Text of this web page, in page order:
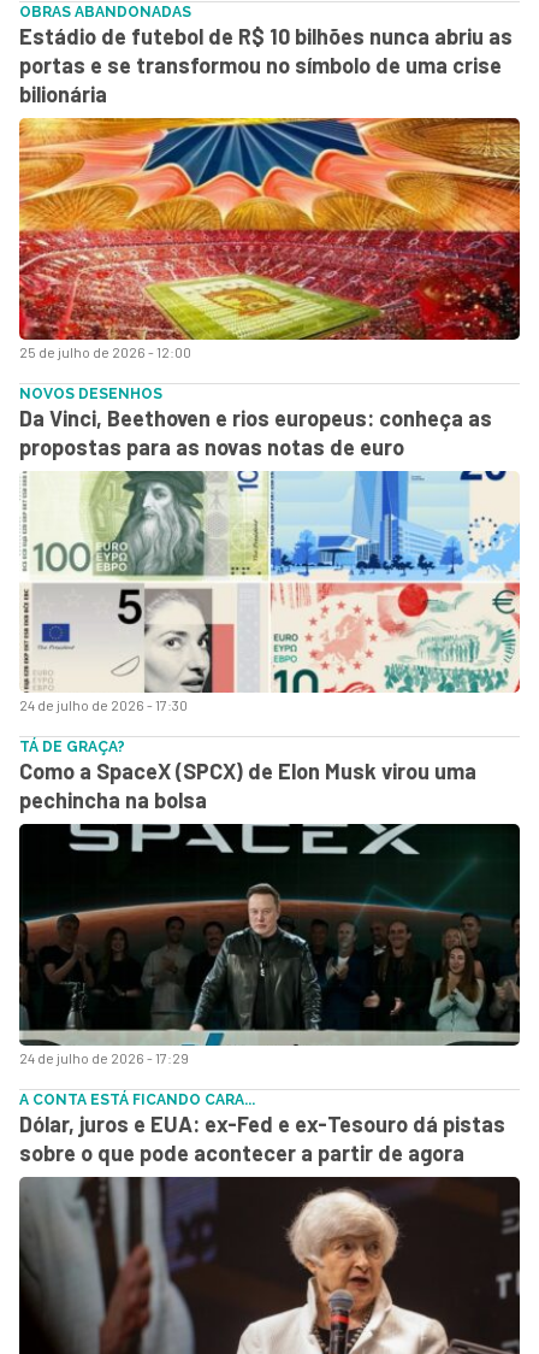
25 de julho de 2026 - 12:00
OBRAS ABANDONADAS
Estádio de futebol de R$ 10 bilhões nunca abriu as
portas e se transformou no símbolo de uma crise
bilionária
24 de julho de 2026 - 17:30
NOVOS DESENHOS
Da Vinci, Beethoven e rios europeus: conheça as
propostas para as novas notas de euro
24 de julho de 2026 - 17:29
TÁ DE GRAÇA?
Como a SpaceX (SPCX) de Elon Musk virou uma
pechincha na bolsa
A CONTA ESTÁ FICANDO CARA...
Dólar, juros e EUA: ex-Fed e ex-Tesouro dá pistas
sobre o que pode acontecer a partir de agora